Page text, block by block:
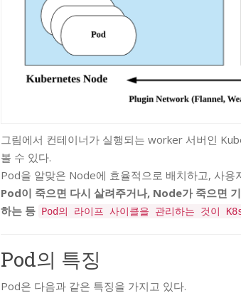
그림에서 컨테이너가 실행되는 worker 서버인
볼 수 있다.
Pod을 알맞은 Node에 효율적으로 배치하고, 사
Pod이 죽으면 다시 살려주거나, Node가 죽으면
하는 등 Pod의 라이프 사이클을 관리하는 것이
Pod의 특징
Pod은 다음과 같은 특징을 가지고 있다.